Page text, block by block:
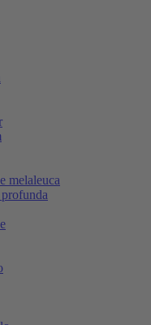
melaleuca